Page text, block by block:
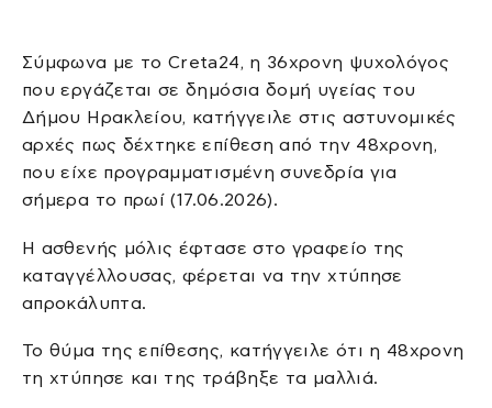
Σύμφωνα με το Creta24, η 36χρονη ψυχολόγος
που εργάζεται σε δημόσια δομή υγείας του
Δήμου Ηρακλείου, κατήγγειλε στις αστυνομικές
αρχές πως δέχτηκε επίθεση από την 48χρονη,
που είχε προγραμματισμένη συνεδρία για
σήμερα το πρωί (17.06.2026).
Η ασθενής μόλις έφτασε στο γραφείο της
καταγγέλλουσας, φέρεται να την χτύπησε
απροκάλυπτα.
Το θύμα της επίθεσης, κατήγγειλε ότι η 48χρονη
τη χτύπησε και της τράβηξε τα μαλλιά.